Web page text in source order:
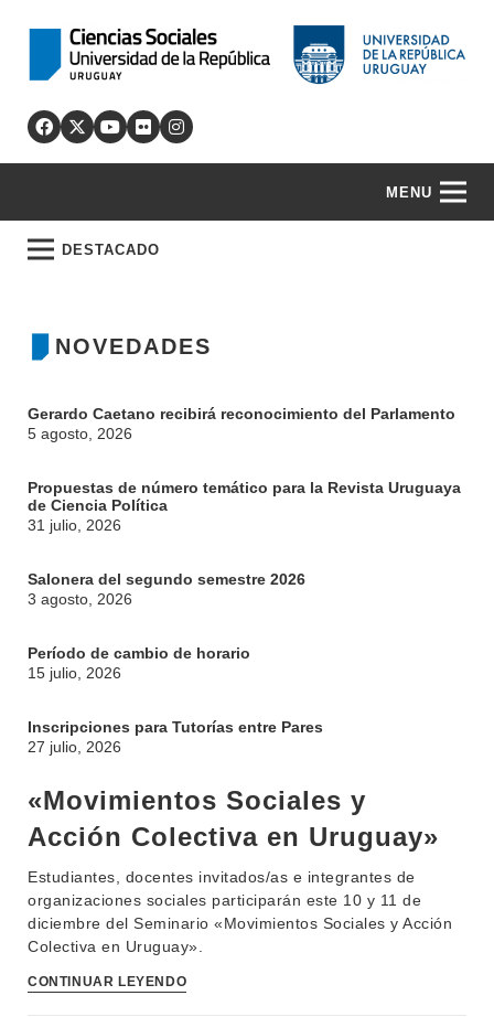
MENU
DESTACADO
NOVEDADES
Gerardo Caetano recibirá reconocimiento del Parlamento
5 agosto, 2026
Propuestas de número temático para la Revista Uruguaya
de Ciencia Política
31 julio, 2026
Salonera del segundo semestre 2026
3 agosto, 2026
Período de cambio de horario
15 julio, 2026
Inscripciones para Tutorías entre Pares
27 julio, 2026
«Movimientos Sociales y
Acción Colectiva en Uruguay»
Estudiantes, docentes invitados/as e integrantes de
organizaciones sociales participarán este 10 y 11 de
diciembre del Seminario «Movimientos Sociales y Acción
Colectiva en Uruguay».
CONTINUAR LEYENDO